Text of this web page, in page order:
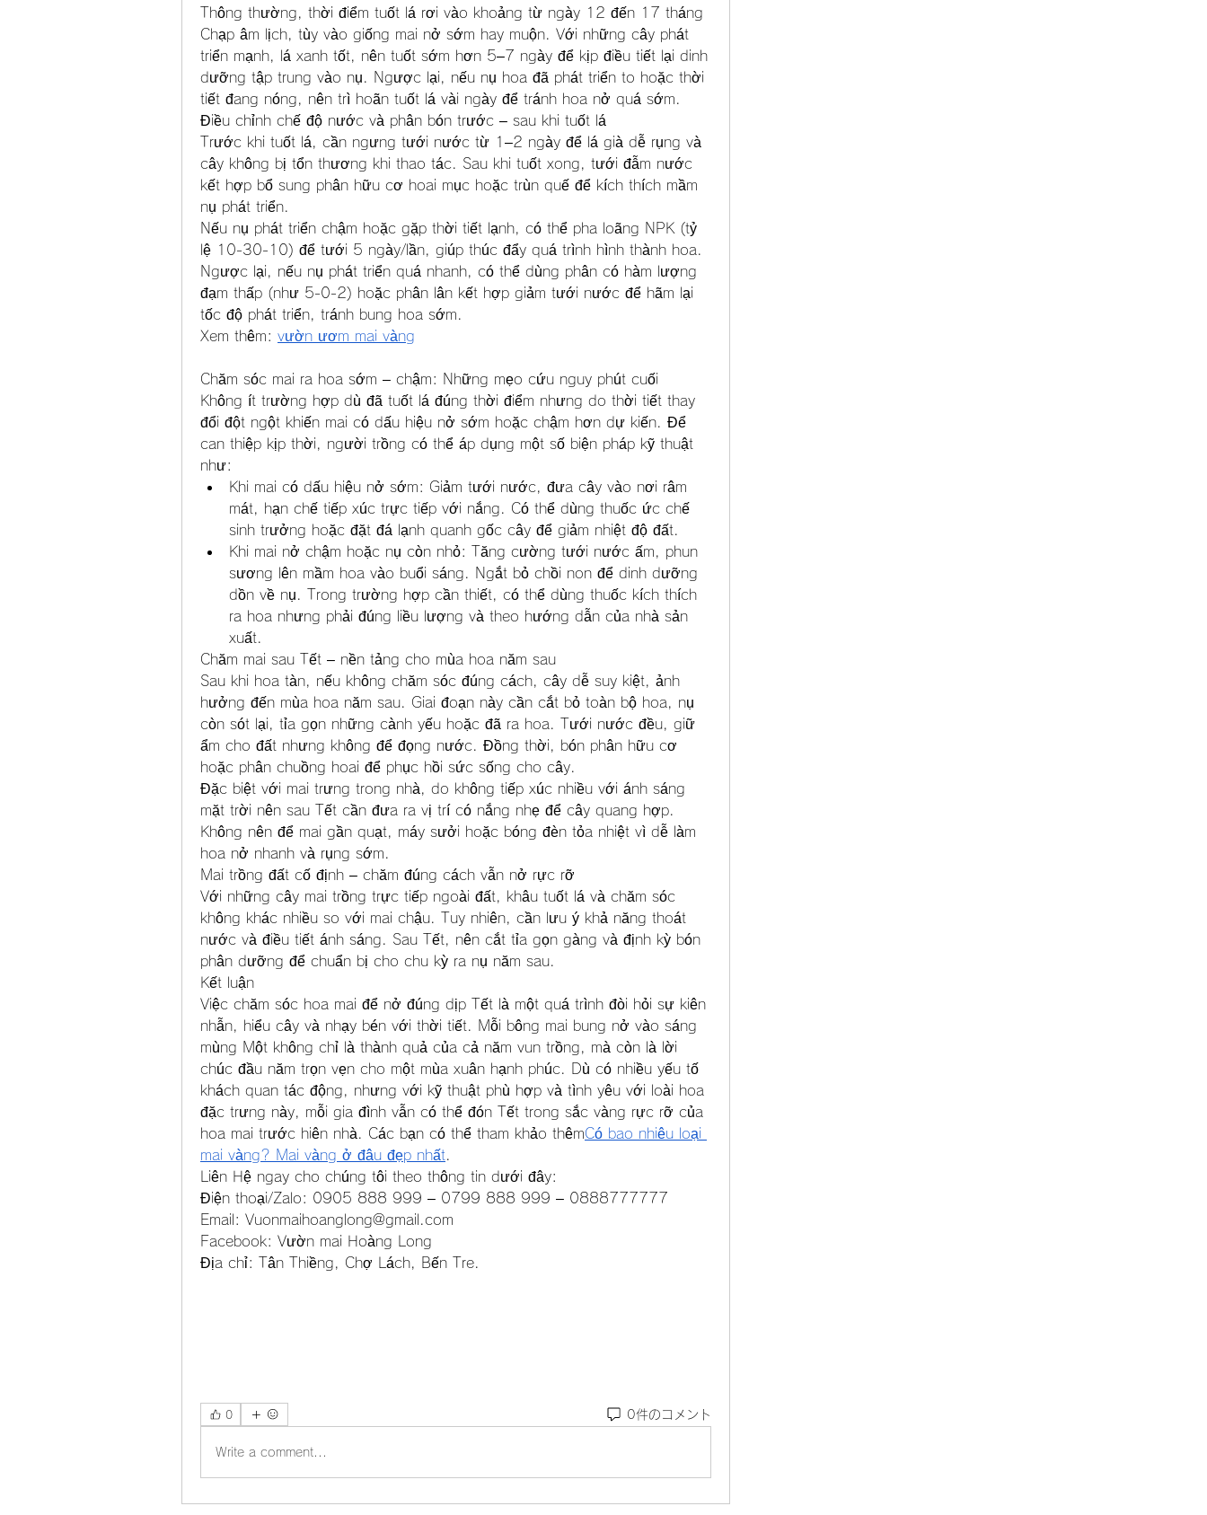
Thông thường, thời điểm tuốt lá rơi vào khoảng từ ngày 12 đến 17 tháng
Chạp âm lịch, tùy vào giống mai nở sớm hay muộn. Với những cây phát
triển mạnh, lá xanh tốt, nên tuốt sớm hơn 5–7 ngày để kịp điều tiết lại dinh
dưỡng tập trung vào nụ. Ngược lại, nếu nụ hoa đã phát triển to hoặc thời
tiết đang nóng, nên trì hoãn tuốt lá vài ngày để tránh hoa nở quá sớm.
Điều chỉnh chế độ nước và phân bón trước – sau khi tuốt lá
Trước khi tuốt lá, cần ngưng tưới nước từ 1–2 ngày để lá già dễ rụng và
cây không bị tổn thương khi thao tác. Sau khi tuốt xong, tưới đẫm nước
kết hợp bổ sung phân hữu cơ hoai mục hoặc trùn quế để kích thích mầm
nụ phát triển.
Nếu nụ phát triển chậm hoặc gặp thời tiết lạnh, có thể pha loãng NPK (tỷ
lệ 10-30-10) để tưới 5 ngày/lần, giúp thúc đẩy quá trình hình thành hoa.
Ngược lại, nếu nụ phát triển quá nhanh, có thể dùng phân có hàm lượng
đạm thấp (như 5-0-2) hoặc phân lân kết hợp giảm tưới nước để hãm lại
tốc độ phát triển, tránh bung hoa sớm.
Xem thêm: vườn ươm mai vàng
Chăm sóc mai ra hoa sớm – chậm: Những mẹo cứu nguy phút cuối
Không ít trường hợp dù đã tuốt lá đúng thời điểm nhưng do thời tiết thay
đổi đột ngột khiến mai có dấu hiệu nở sớm hoặc chậm hơn dự kiến. Để
can thiệp kịp thời, người trồng có thể áp dụng một số biện pháp kỹ thuật
như:
Khi mai có dấu hiệu nở sớm: Giảm tưới nước, đưa cây vào nơi râm
mát, hạn chế tiếp xúc trực tiếp với nắng. Có thể dùng thuốc ức chế
sinh trưởng hoặc đặt đá lạnh quanh gốc cây để giảm nhiệt độ đất.
Khi mai nở chậm hoặc nụ còn nhỏ: Tăng cường tưới nước ấm, phun
sương lên mầm hoa vào buổi sáng. Ngắt bỏ chồi non để dinh dưỡng
dồn về nụ. Trong trường hợp cần thiết, có thể dùng thuốc kích thích
ra hoa nhưng phải đúng liều lượng và theo hướng dẫn của nhà sản
xuất.
Chăm mai sau Tết – nền tảng cho mùa hoa năm sau
Sau khi hoa tàn, nếu không chăm sóc đúng cách, cây dễ suy kiệt, ảnh
hưởng đến mùa hoa năm sau. Giai đoạn này cần cắt bỏ toàn bộ hoa, nụ
còn sót lại, tỉa gọn những cành yếu hoặc đã ra hoa. Tưới nước đều, giữ
ẩm cho đất nhưng không để đọng nước. Đồng thời, bón phân hữu cơ
hoặc phân chuồng hoai để phục hồi sức sống cho cây.
Đặc biệt với mai trưng trong nhà, do không tiếp xúc nhiều với ánh sáng
mặt trời nên sau Tết cần đưa ra vị trí có nắng nhẹ để cây quang hợp.
Không nên để mai gần quạt, máy sưởi hoặc bóng đèn tỏa nhiệt vì dễ làm
hoa nở nhanh và rụng sớm.
Mai trồng đất cố định – chăm đúng cách vẫn nở rực rỡ
Với những cây mai trồng trực tiếp ngoài đất, khâu tuốt lá và chăm sóc
không khác nhiều so với mai chậu. Tuy nhiên, cần lưu ý khả năng thoát
nước và điều tiết ánh sáng. Sau Tết, nên cắt tỉa gọn gàng và định kỳ bón
phân dưỡng để chuẩn bị cho chu kỳ ra nụ năm sau.
Kết luận
Việc chăm sóc hoa mai để nở đúng dịp Tết là một quá trình đòi hỏi sự kiên
nhẫn, hiểu cây và nhạy bén với thời tiết. Mỗi bông mai bung nở vào sáng
mùng Một không chỉ là thành quả của cả năm vun trồng, mà còn là lời
chúc đầu năm trọn vẹn cho một mùa xuân hạnh phúc. Dù có nhiều yếu tố
khách quan tác động, nhưng với kỹ thuật phù hợp và tình yêu với loài hoa
đặc trưng này, mỗi gia đình vẫn có thể đón Tết trong sắc vàng rực rỡ của
hoa mai trước hiên nhà. Các bạn có thể tham khảo thêmCó bao nhiêu loại
mai vàng? Mai vàng ở đâu đẹp nhất.
Liên Hệ ngay cho chúng tôi theo thông tin dưới đây:
Điện thoại/Zalo: 0905 888 999 – 0799 888 999 – 0888777777
Email: Vuonmaihoanglong@gmail.com
Facebook: Vườn mai Hoàng Long
Địa chỉ: Tân Thiềng, Chợ Lách, Bến Tre.
0 0件のコメント
Write a comment...